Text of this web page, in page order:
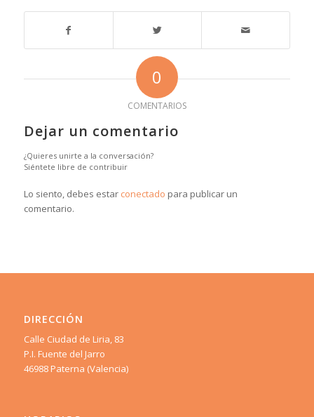
0
COMENTARIOS
Dejar un comentario
¿Quieres unirte a la conversación?
Siéntete libre de contribuir
Lo siento, debes estar conectado para publicar un
comentario.
DIRECCIÓN
Calle Ciudad de Liria, 83
P.I. Fuente del Jarro
46988 Paterna (Valencia)